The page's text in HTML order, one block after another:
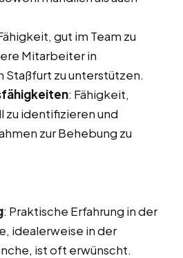
gut im Team zu
Mitarbeiter in
Staßfurt zu unterstützen.
: Fähigkeit,
zu identifizieren und
zur Behebung zu
: Praktische Erfahrung in der
idealerweise in der
ist oft erwünscht.